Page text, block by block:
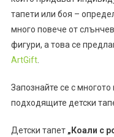
тапети или боя –
много повече от
фигури, а това се
ArtGift.
Запознайте се с
подходящите детски
Детски тапет „Коали с